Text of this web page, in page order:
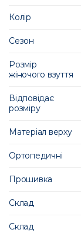
Колір
Сезон
Розмір
жіночого взуття
Відповідає
розміру
Матеріал верху
Ортопедичні
Прошивка
Склад
Склад